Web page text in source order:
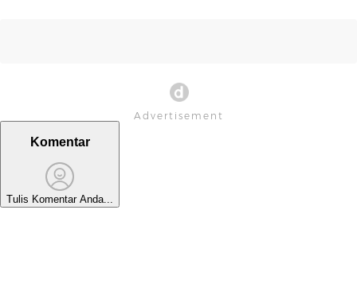
Komentar
Tulis Komentar Anda...